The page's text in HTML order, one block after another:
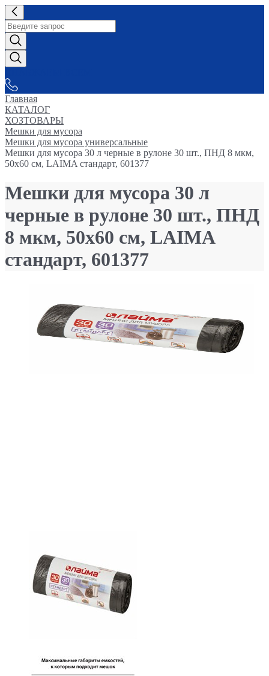
Главная
КАТАЛОГ
ХОЗТОВАРЫ
Мешки для мусора
Мешки для мусора универсальные
Мешки для мусора 30 л черные в рулоне 30 шт., ПНД 8 мкм,
50х60 см, LAIMA стандарт, 601377
Мешки для мусора 30 л
черные в рулоне 30 шт., ПНД
8 мкм, 50х60 см, LAIMA
стандарт, 601377